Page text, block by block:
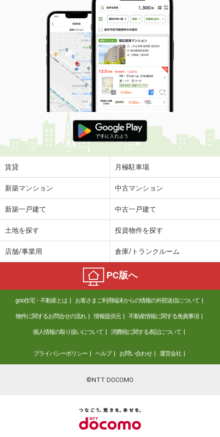
賃貸 月極駐車場
新築マンション 中古マンション
新築一戸建て 中古一戸建て
土地を探す 投資物件を探す
店舗/事業用 倉庫/トランクルーム
PC版へ
goo住宅・不動産とは お客さまご利用端末からの情報の外部送信について
物件に関するお問合せの流れ 情報提供元 不動産情報に関する免責事項
個人情報の取り扱いについて 消費税に関する表記について
プライバシーポリシー ヘルプ お問い合わせ 運営会社
©NTT DOCOMO